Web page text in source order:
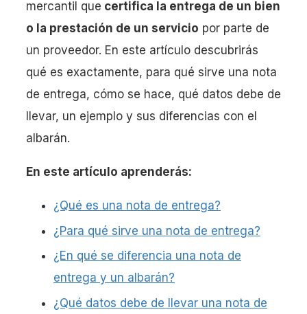
mercantil que certifica la entrega de un bien
o la prestación de un servicio por parte de
un proveedor. En este artículo descubrirás
qué es exactamente, para qué sirve una nota
de entrega, cómo se hace, qué datos debe de
llevar, un ejemplo y sus diferencias con el
albarán.
En este artículo aprenderás:
¿Qué es una nota de entrega?
¿Para qué sirve una nota de entrega?
¿En qué se diferencia una nota de
entrega y un albarán?
¿Qué datos debe de llevar una nota de